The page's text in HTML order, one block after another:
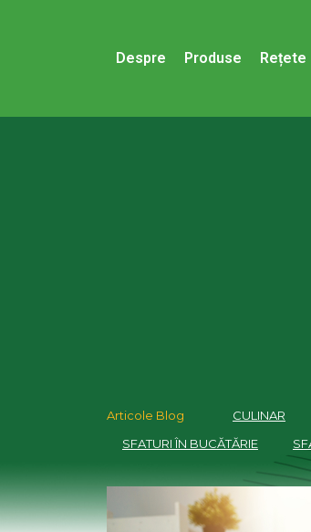
Despre Produse Rețete
Articole Blog CULINAR
SFATURI ÎN BUCĂTĂRIE